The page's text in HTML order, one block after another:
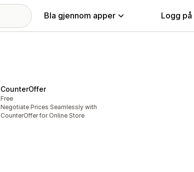
Bla gjennom apper Logg på
CounterOffer
Free
Negotiate Prices Seamlessly with
CounterOffer for Online Store